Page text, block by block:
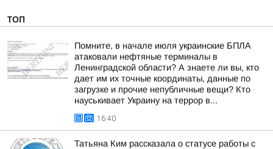
ТОП
Помните, в начале июля украинские БПЛА
атаковали нефтяные терминалы в
Ленинградской области? А знаете ли вы, кто
дает им их точные координаты, данные по
загрузке и прочие непубличные вещи? Кто
науськивает Украину на террор в...
16:40
Татьяна Ким рассказала о статусе работы с